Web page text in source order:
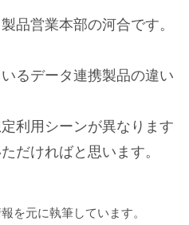
品営業本部の河合です。
るデータ連携製品の違い
利用シーンが異なります
だければと思います。
を元に執筆しています。